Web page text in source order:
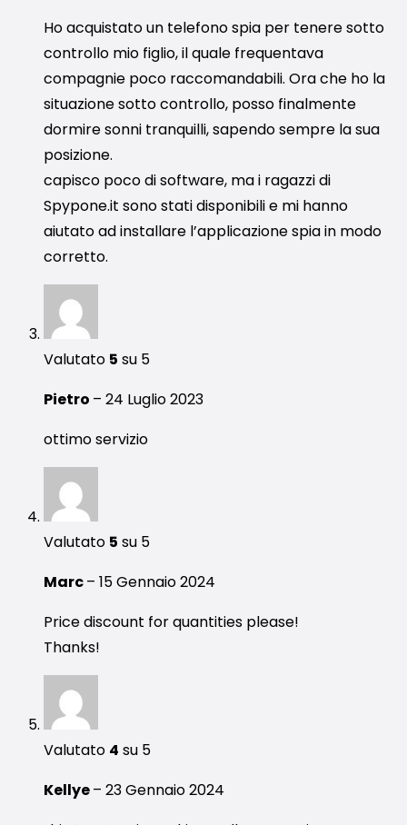
Ho acquistato un telefono spia per tenere sotto
controllo mio figlio, il quale frequentava
compagnie poco raccomandabili. Ora che ho la
situazione sotto controllo, posso finalmente
dormire sonni tranquilli, sapendo sempre la sua
posizione.
capisco poco di software, ma i ragazzi di
Spypone.it sono stati disponibili e mi hanno
aiutato ad installare l’applicazione spia in modo
corretto.
Valutato 5 su 5
Pietro – 24 Luglio 2023
ottimo servizio
Valutato 5 su 5
Marc– 15 Gennaio 2024
Price discount for quantities please!
Thanks!
Valutato 4 su 5
Kellye– 23 Gennaio 2024